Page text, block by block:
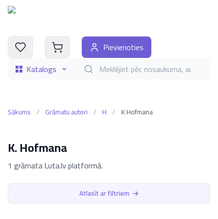
Katalogs Meklēt grāmatas pēc nosaukuma, autora,
Pievienoties
Sākums / Grāmatu autori / H / K Hofmana
K. Hofmana
1 grāmata Luta.lv platformā.
Atlasīt ar filtriem →